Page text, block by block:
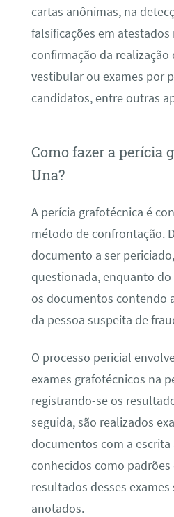
cartas anônimas, na
falsificações em atestados
confirmação da realização
vestibular ou exames por
candidatos, entre outras
Como fazer a perícia
Una?
A perícia grafotécnica é
método de confrontação.
documento a ser
questionada, enquanto
os documentos contendo
da pessoa suspeita de
O processo pericial
exames grafotécnicos na
registrando-se os
seguida, são realizados
documentos com a
conhecidos como
resultados desses
anotados.